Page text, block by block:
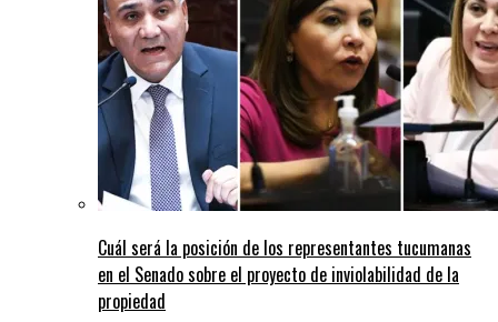
Cuál será la posición de los representantes tucumanas
en el Senado sobre el proyecto de inviolabilidad de la
propiedad